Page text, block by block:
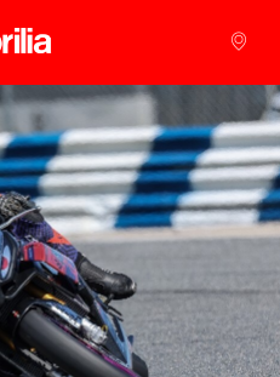
Přejít na hlavní obsah